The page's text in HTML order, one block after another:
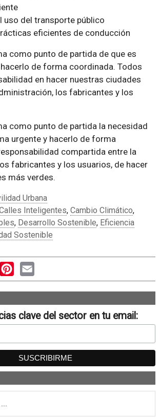
uso del transporte público
eficientes de conducción
como punto de partida de que es
de forma coordinada. Todos
en hacer nuestras ciudades
los fabricantes y los
como punto de partida la necesidad
urgente y hacerlo de forma
compartida entre la
fabricantes y los usuarios, de hacer
más verdes.
Urbana
Inteligentes, Cambio Climático,
, Desarrollo Sostenible, Eficiencia
Sostenible
PinterestEmail
clave del sector en tu email: